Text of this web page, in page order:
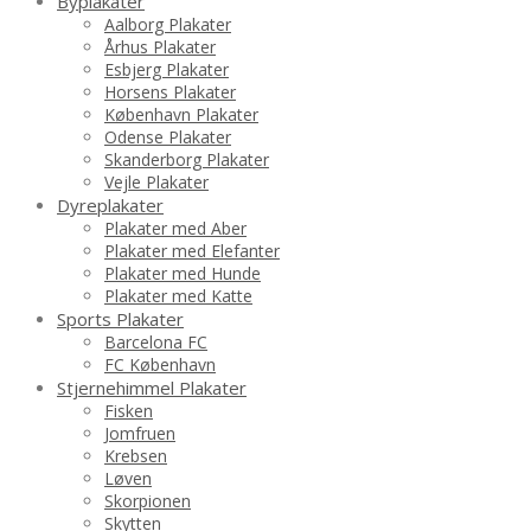
Aalborg Plakater
Århus Plakater
Esbjerg Plakater
Horsens Plakater
København Plakater
Odense Plakater
Skanderborg Plakater
Vejle Plakater
Dyreplakater
Plakater med Aber
Plakater med Elefanter
Plakater med Hunde
Plakater med Katte
Sports Plakater
Barcelona FC
FC København
Stjernehimmel Plakater
Fisken
Jomfruen
Krebsen
Løven
Skorpionen
Skytten